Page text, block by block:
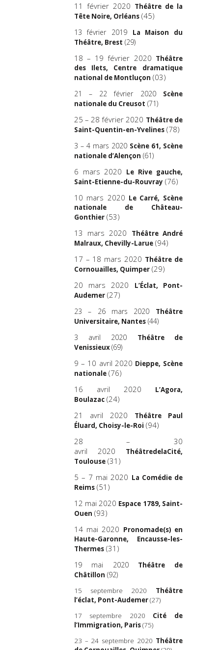
11 février 2020 Théâtre de la
Tête Noire, Orléans(45)
13 février 2019
La Maison du
Théâtre, Brest (29)
18 – 19 février 2020 Théâtre
des Ilets, Centre dramatique
national de Montluçon (03)
21 – 22 février 2020 Scène
nationale du Creusot (71)
25 – 28 février 2020 Théâtre de
Saint-Quentin-en-Yvelines(78)
3 – 4 mars 2020 Scène 61, Scène
nationale d’Alençon (61)
6 mars 2020 Le Rive gauche,
Saint-Etienne-du-Rouvray (76)
10 mars 2020 Le Carré, Scène
nationale de Château-
Gonthier(53)
13 mars 2020
Théâtre André
Malraux, Chevilly-Larue(94)
17 – 18 mars 2020 Théâtre de
Cornouailles, Quimper(29)
20 mars 2020
L’Éclat, Pont-
Audemer(27)
23 – 26 mars 2020 Théâtre
Universitaire, Nantes(44)
3 avril 2020
Théâtre de
Venissieux(69)
9 – 10 avril 2020 Dieppe, Scène
nationale(76)
16 avril 2020
L’Agora,
Boulazac(24)
21 avril 2020
Théâtre Paul
Éluard, Choisy-le-Roi (94)
28 – 30
avril 2020
ThéâtredelaCité,
Toulouse(31)
5 – 7 mai 2020 La Comédie de
Reims(51)
12 mai 2020 Espace 1789, Saint-
Ouen (93)
14 mai 2020 Pronomade(s) en
Haute-Garonne, Encausse-les-
Thermes(31)
19 mai 2020 Théâtre de
Châtillon (92)
15 septembre 2020 Théâtre
l’éclat, Pont-Audemer(27)
17 septembre 2020 Cité de
l’Immigration, Paris(75)
23 – 24 septembre 2020 Théâtre